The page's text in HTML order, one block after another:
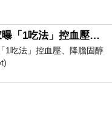
不只少吃鹽！專家曝「1吃法」控血壓、降膽固醇 - 得舒飲食(DASH Diet)
1吃法」控血壓、降膽固醇
dietitiansophia/posts/